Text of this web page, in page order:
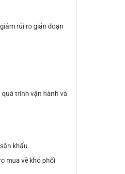
rủi ro gián đoạn
trình vận hành và
khấu
mua về khó phối